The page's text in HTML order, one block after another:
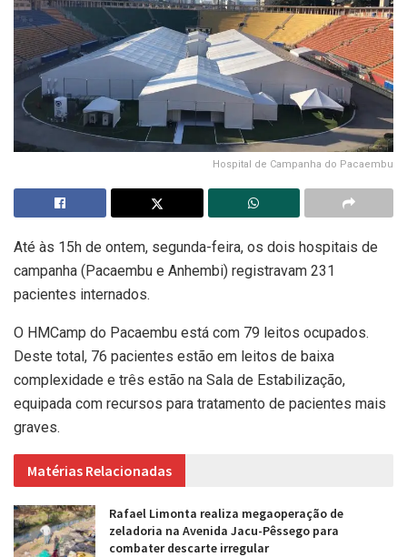
Hospital de Campanha do Pacaembu
Até às 15h de ontem, segunda-feira, os dois hospitais de
campanha (Pacaembu e Anhembi) registravam 231
pacientes internados.
O HMCamp do Pacaembu está com 79 leitos ocupados.
Deste total, 76 pacientes estão em leitos de baixa
complexidade e três estão na Sala de Estabilização,
equipada com recursos para tratamento de pacientes mais
graves.
Matérias Relacionadas
Rafael Limonta realiza megaoperação de
zeladoria na Avenida Jacu-Pêssego para
combater descarte irregular